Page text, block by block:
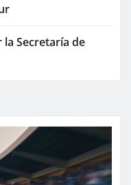
la Secretaría de